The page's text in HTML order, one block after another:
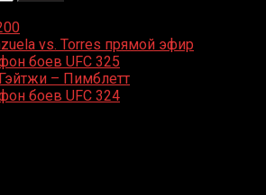
vs. Torres прямой эфир
боев UFC 325
– Пимблетт
боев UFC 324